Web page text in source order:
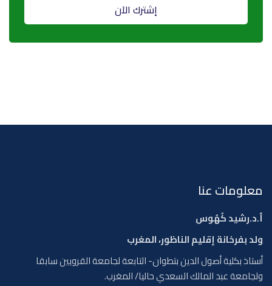
إشترك الآن
معلومات عنا
أ.د.رشيد كُهُوس
ولد بفرخانة إقليم الناظور، المغرب
أستاذ بكلية أصول الدين بتطوان- التابعة لجامعة القرويين سابقا
ولجامعة عبد المالك السعدي حاليا/ المغرب.